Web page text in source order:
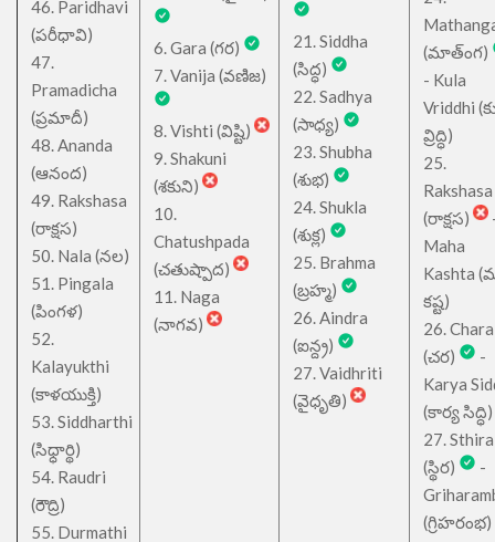
46. Paridhavi
(పరీధావి)
47.
Pramadicha
(ప్రమాదీ)
48. Ananda
(ఆనంద)
49. Rakshasa
(రాక్షస)
50. Nala (నల)
51. Pingala
(పింగళ)
52.
Kalayukthi
(కాళయుక్తి)
53. Siddharthi
(సిధ్ధార్థి)
54. Raudri
(రౌద్రి)
55. Durmathi
6. Gara (గర)
7. Vanija (వణిజ)
8. Vishti (విష్టి)
9. Shakuni
(శకుని)
10.
Chatushpada
(చతుష్పాద)
11. Naga
(నాగవ)
21. Siddha
(సిద్ధ)
22. Sadhya
(సాధ్య)
23. Shubha
(శుభ)
24. Shukla
(శుక్ల)
25. Brahma
(బ్రహ్మ)
26. Aindra
(ఐన్ద్ర)
27. Vaidhriti
(వైధృతి)
(మాత్ంగ)
- Kula
Vriddhi
వ్రిద్ధి)
25.
Rakshasa
(రాక్షస)
Maha
Kashta
కష్ట)
26. Chara
(చర)
-
Karya
(కార్య సిద్ధి)
27. Sthira
(స్థిర)
-
(గ్రిహరంభ)